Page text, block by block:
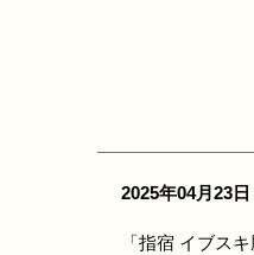
2025年04月23日
「指宿 イブス